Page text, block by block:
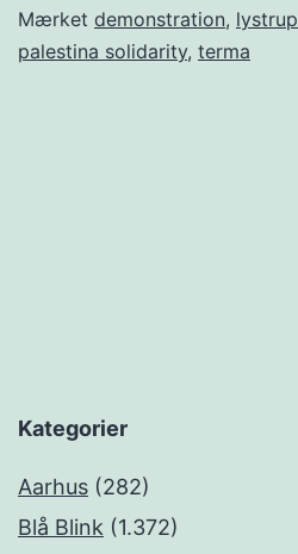
Mærket demonstration, lystrup
palestina solidarity, terma
Kategorier
Aarhus (282)
Blå Blink (1.372)